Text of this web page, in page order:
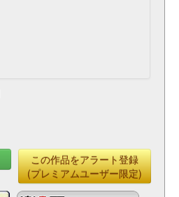
この作品をアラート登録
(プレミアムユーザー限定)